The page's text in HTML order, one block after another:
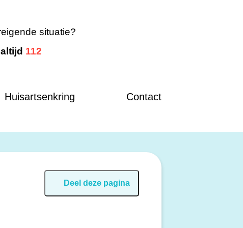
situatie?
112
Huisartsenkring Contact
Deel deze pagina